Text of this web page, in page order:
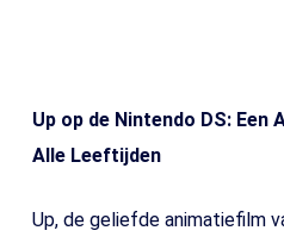
Up op de Nintendo DS:
Alle Leeftijden
Up, de geliefde animatiefilm